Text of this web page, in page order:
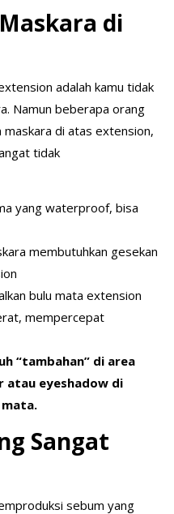
di
adalah kamu tidak
Namun beberapa orang
di atas extension,
tidak
yang waterproof, bisa
membutuhkan gesekan
bulu mata extension
mempercepat
“tambahan” di area
atau eyeshadow di
Sangat
sebum yang